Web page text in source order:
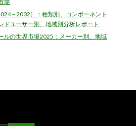
場
– 2032）：種類別、コンポーネント
ドユーザー別、地域別分析レポート
ルの世界市場2025：メーカー別、地域